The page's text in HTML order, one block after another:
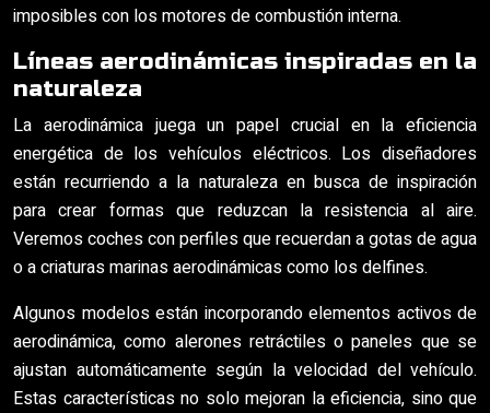
imposibles con los motores de combustión interna.
Líneas aerodinámicas inspiradas en la
naturaleza
La aerodinámica juega un papel crucial en la eficiencia
energética de los vehículos eléctricos. Los diseñadores
están recurriendo a la naturaleza en busca de inspiración
para crear formas que reduzcan la resistencia al aire.
Veremos coches con perfiles que recuerdan a gotas de agua
o a criaturas marinas aerodinámicas como los delfines.
Algunos modelos están incorporando elementos activos de
aerodinámica, como alerones retráctiles o paneles que se
ajustan automáticamente según la velocidad del vehículo.
Estas características no solo mejoran la eficiencia, sino que